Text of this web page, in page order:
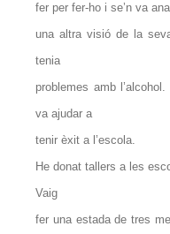
fer per fer-ho i se’n va
una altra visió de la
tenia
problemes amb
va ajudar a
tenir èxit a l’escola.
He donat tallers a les
Vaig
fer una estada de tres